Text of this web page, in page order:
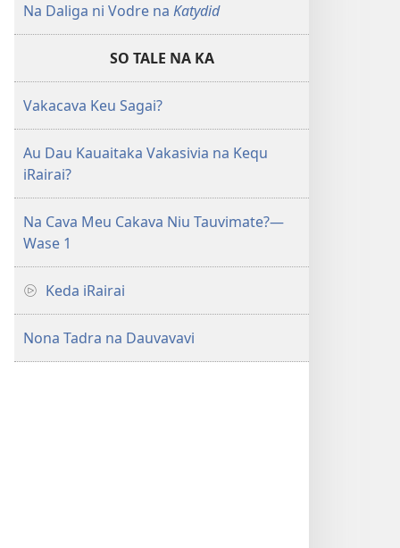
Na Daliga ni Vodre na Katydid
SO TALE NA KA
Vakacava Keu Sagai?
Au Dau Kauaitaka Vakasivia na Kequ
iRairai?
Na Cava Meu Cakava Niu Tauvimate?—
Wase 1
Keda iRairai
Nona Tadra na Dauvavavi